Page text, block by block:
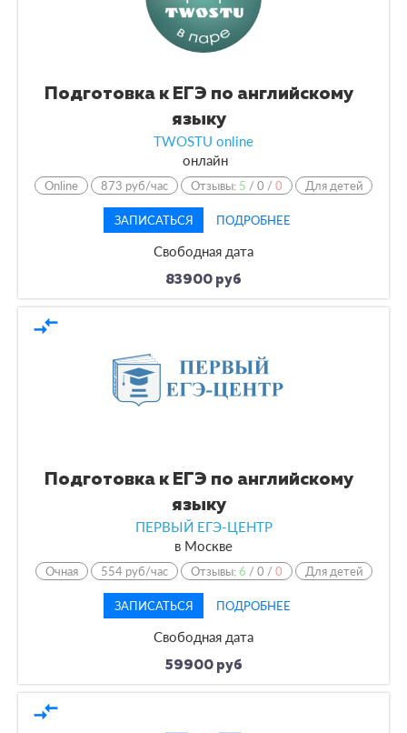
Подготовка к ЕГЭ по английскому
языку
TWOSTU online
онлайн
Online 873 руб/час Отзывы: 5 /0 /0 Для детей
ЗАПИСАТЬСЯ ПОДРОБНЕЕ
Свободная дата
83900 руб
compare_arrows
Подготовка к ЕГЭ по английскому
языку
ПЕРВЫЙ ЕГЭ-ЦЕНТР
в Москве
Очная 554 руб/час Отзывы:6 /0 /0 Для детей
ЗАПИСАТЬСЯ ПОДРОБНЕЕ
Свободная дата
59900 руб
compare_arrows